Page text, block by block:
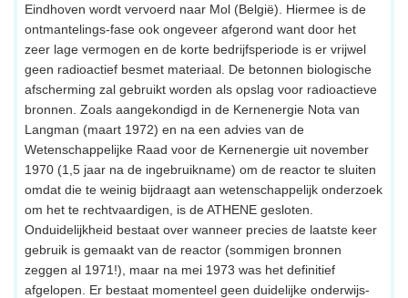
Eindhoven wordt vervoerd naar Mol (België). Hiermee is de
ontmantelings-fase ook ongeveer afgerond want door het
zeer lage vermogen en de korte bedrijfsperiode is er vrijwel
geen radioactief besmet materiaal. De betonnen biologische
afscherming zal gebruikt worden als opslag voor radioactieve
bronnen. Zoals aangekondigd in de Kernenergie Nota van
Langman (maart 1972) en na een advies van de
Wetenschappelijke Raad voor de Kernenergie uit november
1970 (1,5 jaar na de ingebruikname) om de reactor te sluiten
omdat die te weinig bijdraagt aan wetenschappelijk onderzoek
om het te rechtvaardigen, is de ATHENE gesloten.
Onduidelijkheid bestaat over wanneer precies de laatste keer
gebruik is gemaakt van de reactor (sommigen bronnen
zeggen al 1971!), maar na mei 1973 was het definitief
afgelopen. Er bestaat momenteel geen duidelijke onderwijs-